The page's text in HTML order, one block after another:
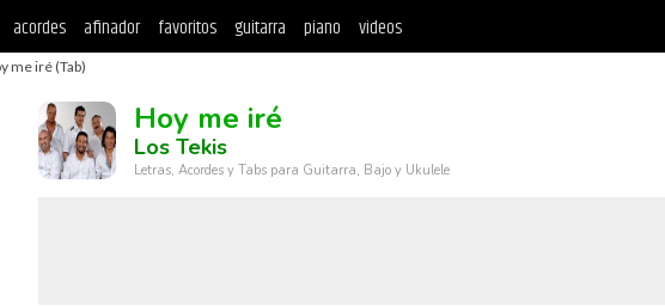
acordes afinador favoritos guitarra piano videos
me iré (Tab)
Hoy me iré
Los Tekis
Letras, Acordes y Tabs para Guitarra, Bajo y Ukulele